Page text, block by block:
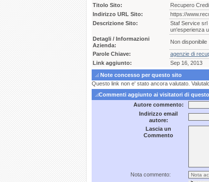
Titolo Sito:
Recupero
Indirizzo URL Sito:
https://
Descrizione Sito:
Staf Service srl
un'esperienza
Detagli / Informazioni
Azienda:
Non disponibile
Parole Chiave:
agenzie di
Link aggiunto:
Sep 16, 2013
Note concesso per questo sito
Questo link non e' stato ancora valutato.
Commenti aggiunto ai visitatori di
Autore commento:
Indirizzo email
autore:
Lascia un
Commento
Nota commento: